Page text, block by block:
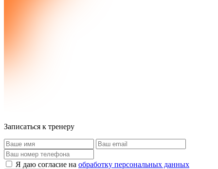
Записаться к тренеру
Я даю согласие на обработку персональных данных